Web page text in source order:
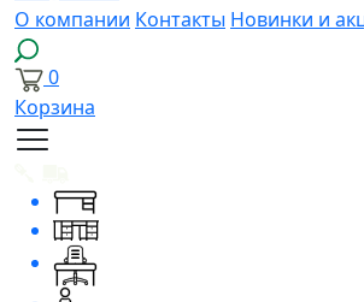
О компании Контакты Новинки и
0
Корзина